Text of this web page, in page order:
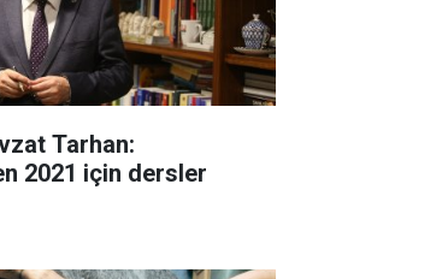
Tarhan:
2021 için dersler